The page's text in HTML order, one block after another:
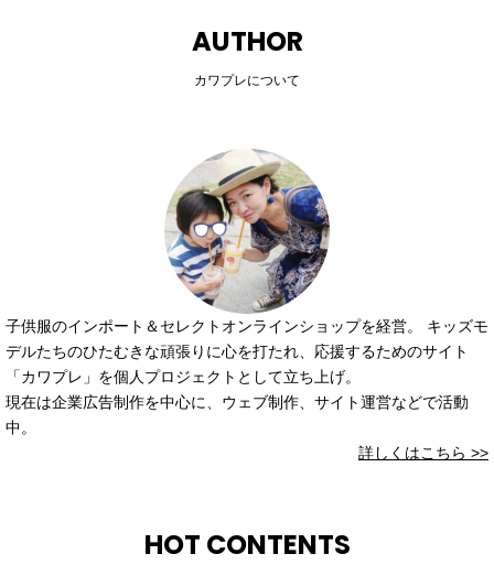
AUTHOR
カワプレについて
子供服のインポート＆セレクトオンラインショップを経営。 キッズモ
デルたちのひたむきな頑張りに心を打たれ、応援するためのサイト
「カワプレ」を個人プロジェクトとして立ち上げ。
現在は企業広告制作を中心に、ウェブ制作、サイト運営などで活動
中。
詳しくはこちら >>
HOT CONTENTS